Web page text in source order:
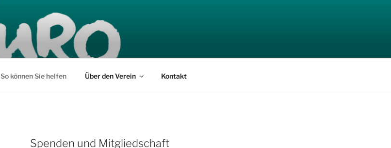
So können Sie helfen Über den Verein Kontakt
Spenden und Mitgliedschaft